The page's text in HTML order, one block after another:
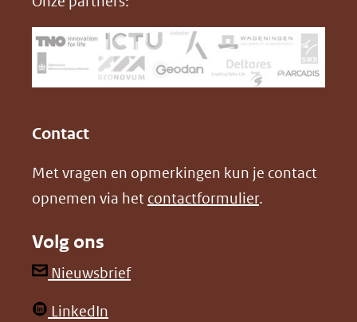
b
o
o
k
venster)
(verwijst
een
andere
e
d
I
n
venster)
(verwijst
andere
(verwijst
een
Contact
Met vragen en opmerkingen kun je contact
opnemen via het contactformulier.
Volg ons
Nieuwsbrief(opent
LinkedIn